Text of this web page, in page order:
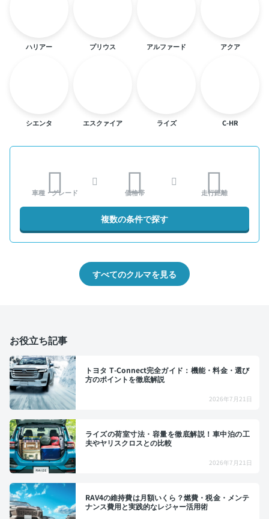
ハリアー プリウス アルファード アクア
シエンタ エスクァイア ライズ C-HR
車種・グレード 価格帯 走行距離
複数の条件で探す
すべてのクルマを見る
お役立ち記事
トヨタ T-Connect完全ガイド：機能・料金・選び
方のポイントを徹底解説
2026年7月21日
ライズの荷室寸法・容量を徹底解説！車中泊の工
夫やヤリスクロスとの比較
2026年7月21日
RAV4の維持費は月額いくら？燃費・税金・メンテ
ナンス費用と実践的なレジャー活用術